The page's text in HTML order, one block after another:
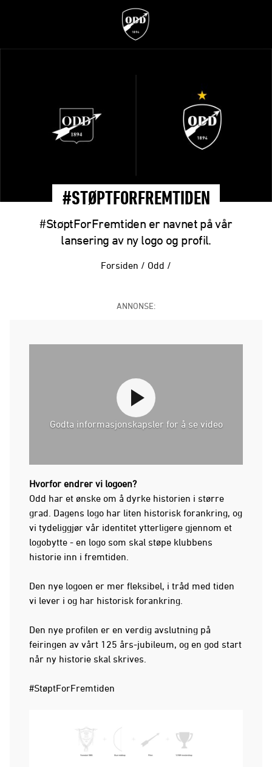
#STØPTFORFREMTIDEN
#StøptForFremtiden er navnet på vår
lansering av ny logo og profil.
Forsiden / Odd /
ANNONSE:
Godta informasjonskapsler for å se video
Hvorfor endrer vi logoen?
Odd har et ønske om å dyrke historien i større
grad. Dagens logo har liten historisk forankring, og
vi tydeliggjør vår identitet ytterligere gjennom et
logobytte - en logo som skal støpe klubbens
historie inn i fremtiden.
Den nye logoen er mer fleksibel, i tråd med tiden
vi lever i og har historisk forankring.
Den nye profilen er en verdig avslutning på
feiringen av vårt 125 års-jubileum, og en god start
når ny historie skal skrives.
#StøptForFremtiden